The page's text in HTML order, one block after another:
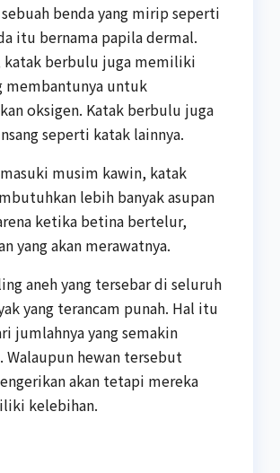
sebuah benda yang mirip seperti
itu bernama papila dermal.
katak berbulu juga memiliki
membantunya untuk
oksigen. Katak berbulu juga
seperti katak lainnya.
musim kawin, katak
lebih banyak asupan
ketika betina bertelur,
yang akan merawatnya.
aneh yang tersebar di seluruh
yang terancam punah. Hal itu
jumlahnya yang semakin
Walaupun hewan tersebut
akan tetapi mereka
kelebihan.